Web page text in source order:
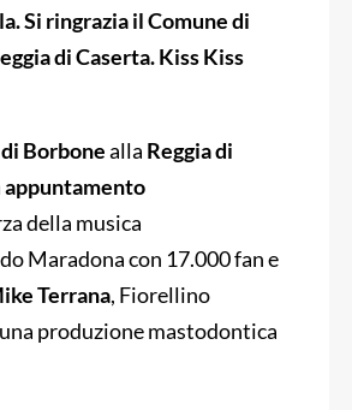
Si ringrazia il Comune di
di Caserta. Kiss Kiss
Borbonealla Reggia di
appuntamento
della musica
Maradona con 17.000 fan e
Terrana, Fiorellino
produzione mastodontica